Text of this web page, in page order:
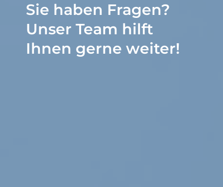
Sie haben Fragen?
Unser Team hilft
Ihnen gerne weiter!